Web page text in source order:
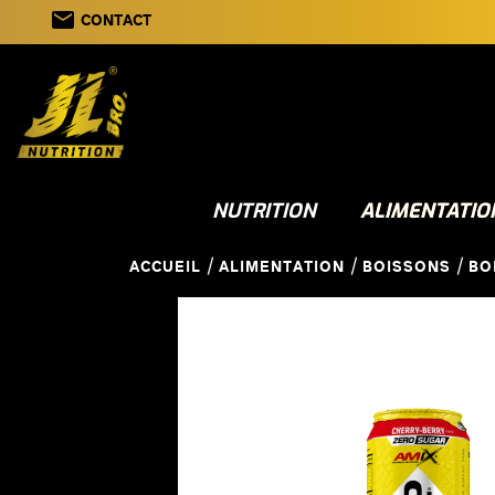
email CONTACT
NUTRITION
ACCUEIL ALIMENTATION BOISSONS